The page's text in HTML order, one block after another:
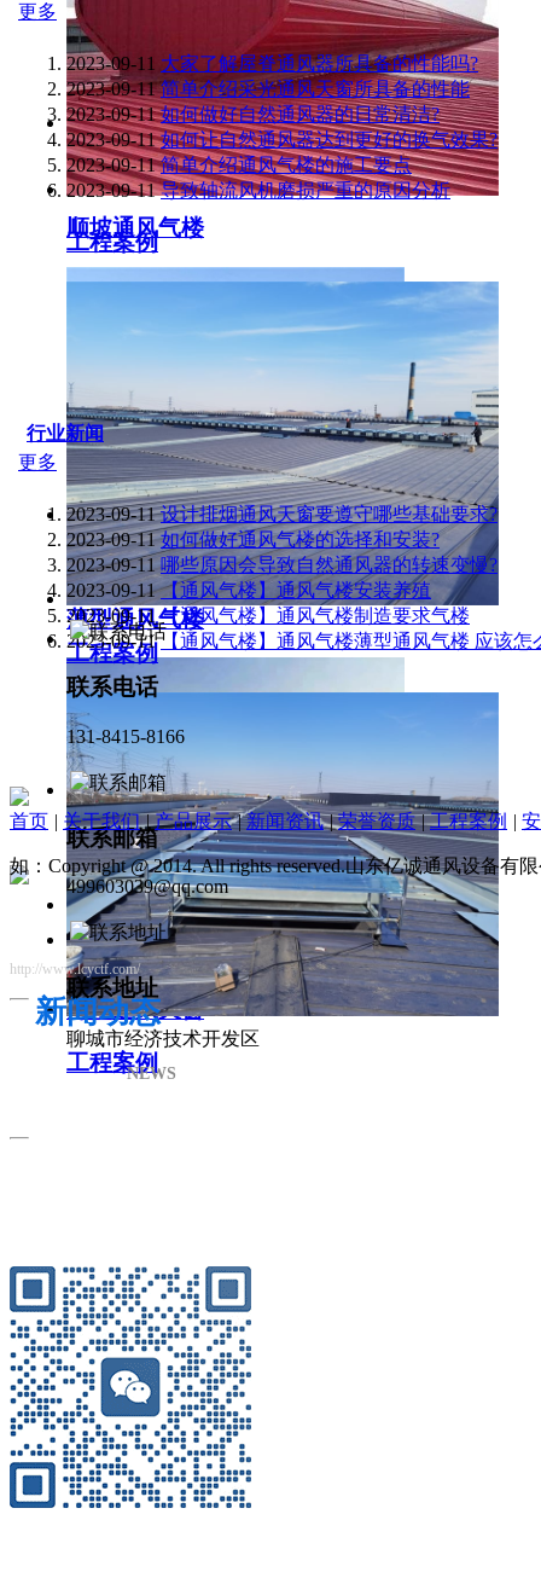
顺坡通风气楼
薄型通风气楼
薄型通风天窗
工程案例
工程案例
工程案例
更多
2023-09-11 大家了解屋脊通风器所具备的性能吗?
2023-09-11 简单介绍采光通风天窗所具备的性能
2023-09-11 如何做好自然通风器的日常清洁?
2023-09-11 如何让自然通风器达到更好的换气效果?
2023-09-11 简单介绍通风气楼的施工要点
2023-09-11 导致轴流风机磨损严重的原因分析
行业新闻
更多
2023-09-11 设计排烟通风天窗要遵守哪些基础要求?
2023-09-11 如何做好通风气楼的选择和安装?
2023-09-11 哪些原因会导致自然通风器的转速变慢?
2023-09-11 【通风气楼】通风气楼安装养殖
2023-09-11 【通风气楼】通风气楼制造要求气楼
2023-09-11 【通风气楼】通风气楼薄型通风气楼 应该怎
新闻动态
NEWS
联系电话
131-8415-8166
联系邮箱
499603039@qq.com
联系地址
聊城市经济技术开发区
http://www.lcyctf.com/
首页 | 关于我们 | 产品展示 | 新闻资讯 | 荣誉资质 | 工程案例 |
如：Copyright @ 2014. All rights reserved.山东亿诚通风设备有